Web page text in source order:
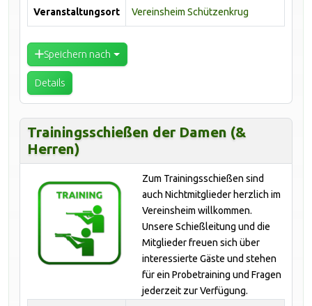
Veranstaltungsort Vereinsheim Schützenkrug
Speichern nach
Details
Trainingsschießen der Damen (&
Herren)
Zum Trainingsschießen sind
auch Nichtmitglieder herzlich im
Vereinsheim willkommen.
Unsere Schießleitung und die
Mitglieder freuen sich über
interessierte Gäste und stehen
für ein Probetraining und Fragen
jederzeit zur Verfügung.